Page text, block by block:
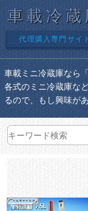
車載冷蔵
代理購入専門サイト
車載ミニ冷蔵庫なら
各式のミニ冷蔵庫な
るので、もし興味が